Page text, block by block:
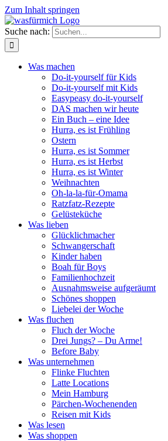
Zum Inhalt springen
Suche nach:
Was machen
Do-it-yourself für Kids
Do-it-yourself mit Kids
Easypeasy do-it-yourself
DAS machen wir heute
Ein Buch – eine Idee
Hurra, es ist Frühling
Ostern
Hurra, es ist Sommer
Hurra, es ist Herbst
Hurra, es ist Winter
Weihnachten
Oh-la-la-für-Omama
Ratzfatz-Rezepte
Gelüsteküche
Was lieben
Glücklichmacher
Schwangerschaft
Kinder haben
Boah für Boys
Familienhochzeit
Ausnahmsweise aufgeräumt
Schönes shoppen
Liebelei der Woche
Was fluchen
Fluch der Woche
Drei Jungs? – Du Arme!
Before Baby
Was unternehmen
Flinke Fluchten
Latte Locations
Mein Hamburg
Pärchen-Wochenenden
Reisen mit Kids
Was lesen
Was shoppen